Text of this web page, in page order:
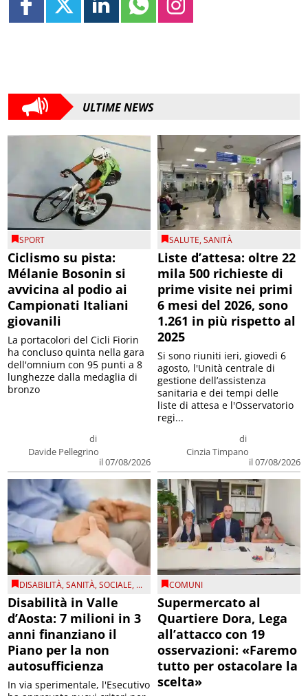
ULTIME NEWS
SPORT
Ciclismo su pista:
Mélanie Bosonin si
avvicina al podio ai
Campionati Italiani
giovanili
di
Davide Pellegrino
il 07/08/2026
La portacolori del Cicli Fiorin
ha concluso quinta nella gara
dell'omnium con 95 punti a 8
lunghezze dalla medaglia di
bronzo
SALUTE,SANITÀ
Liste d’attesa: oltre 22
mila 500 richieste di
prime visite nei primi
6 mesi del 2026, sono
1.261 in più rispetto al
2025
di
Cinzia Timpano
il 07/08/2026
Si sono riuniti ieri, giovedì 6
agosto, l'Unità centrale di
gestione dell’assistenza
sanitaria e dei tempi delle
liste di attesa e l'Osservatorio
regi...
DISABILITÀ,SANITÀ,SOCIALE, ...
Disabilità in Valle
d’Aosta: 7 milioni in 3
anni finanziano il
Piano per la non
autosufficienza
In via sperimentale, l'Esecutivo
COMUNI
Supermercato al
Quartiere Dora, Lega
all’attacco con 19
osservazioni: «Faremo
tutto per ostacolare la
scelta»